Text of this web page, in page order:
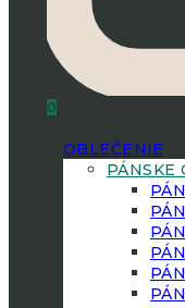
0
OBLEČENIE
PÁNSKE